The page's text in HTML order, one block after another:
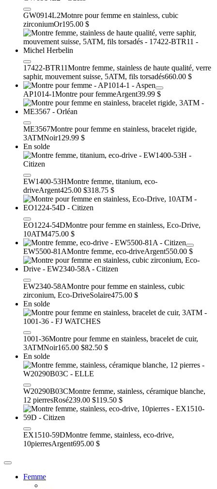
GW0914L2Motnre pour femme en stainless, cubic
zirconiumOr195.00 $
17422-BTR11Montre femme, stainless de haute qualité, verre
saphir, mouvement suisse, 5ATM, fils torsadés660.00 $
AP1014-1Montre pour femmeArgent39.99 $
ME3567Montre pour femme en stainless, bracelet rigide,
3ATMNoir129.99 $
En solde
EW1400-53HMontre femme, titanium, eco-
driveArgent425.00 $318.75 $
EO1224-54DMontre pour femme en stainless, Eco-Drive,
10ATM475.00 $
EW5500-81AMontre femme, eco-driveArgent550.00 $
EW2340-58AMontre pour femme en stainless, cubic
zirconium, Eco-DriveSolaire475.00 $
En solde
1001-36Montre pour femme en stainless, bracelet de cuir,
3ATMNoir165.00 $82.50 $
En solde
W20290B03CMontre femme, stainless, céramique blanche,
12 pierresRosé239.00 $119.50 $
EX1510-59DMontre femme, stainless, eco-drive,
10pierresArgent695.00 $
Femme